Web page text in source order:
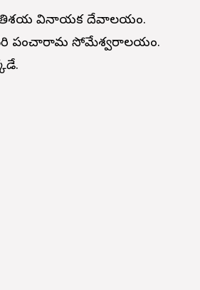
వినాయక దేవాలయం.
పంచారామ సోమేశ్వరాలయం.